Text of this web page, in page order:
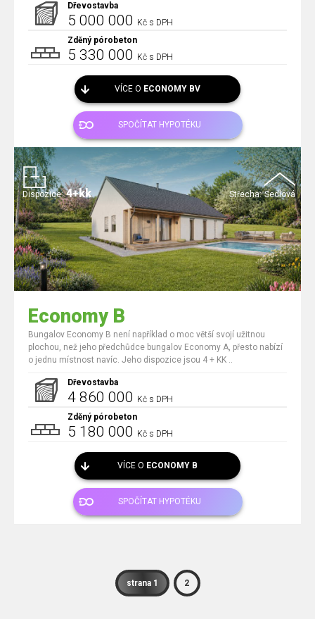
Dřevostavba
5 000 000 Kč s DPH
Zděný pórobeton
5 330 000 Kč s DPH
VÍCE O ECONOMY BV
SPOČÍTAT HYPOTÉKU
Střecha: Sedlová
Dispozice: 4+kk
Economy B
Bungalov Economy B není například o moc větší svojí užitnou
plochou, než jeho předchůdce bungalov Economy A, přesto nabízí
o jednu místnost navíc. Jeho dispozice jsou 4 + KK ..
Dřevostavba
4 860 000 Kč s DPH
Zděný pórobeton
5 180 000 Kč s DPH
VÍCE O ECONOMY B
SPOČÍTAT HYPOTÉKU
strana 1 2